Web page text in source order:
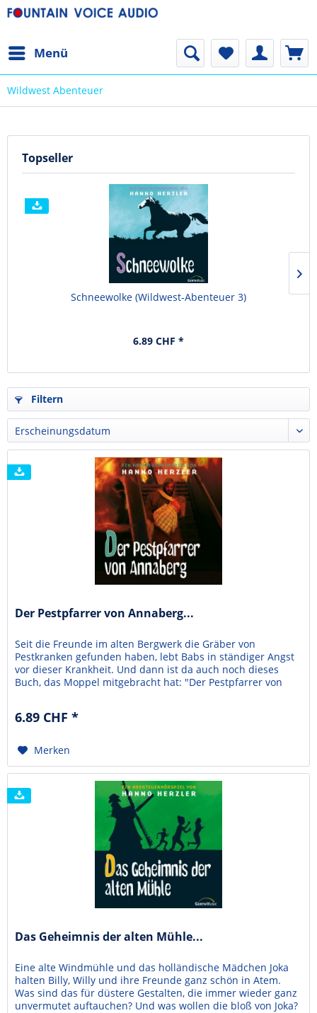
Menü
Wildwest Abenteuer
Topseller
Schneewolke (Wildwest-Abenteuer 3)
6.89 CHF *
Filtern
Der Pestpfarrer von Annaberg...
Seit die Freunde im alten Bergwerk die Gräber von
Pestkranken gefunden haben, lebt Babs in ständiger Angst
vor dieser Krankheit. Und dann ist da auch noch dieses
Buch, das Moppel mitgebracht hat: "Der Pestpfarrer von
Geschichte hinein ..."Der Pestpfarrer von Annaberg"...
6.89 CHF *
Merken
Das Geheimnis der alten Mühle...
Eine alte Windmühle und das holländische Mädchen Joka
halten Billy, Willy und ihre Freunde ganz schön in Atem.
Was sind das für düstere Gestalten, die immer wieder ganz
unvermutet auftauchen? Und was wollen die bloß von Joka?